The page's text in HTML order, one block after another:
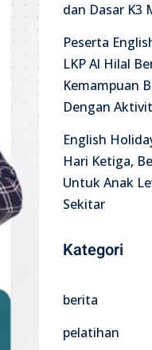
dan Dasar K3
Peserta
LKP Al Hilal
Kemampuan
Dengan
English
Hari Ketiga,
Untuk Anak
Sekitar
Kategori
berita
pelatihan